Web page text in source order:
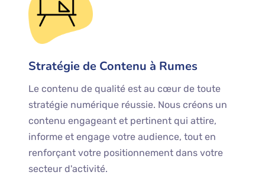
Stratégie de Contenu à Rumes
Le contenu de qualité est au cœur de toute
stratégie numérique réussie. Nous créons un
contenu engageant et pertinent qui attire,
informe et engage votre audience, tout en
renforçant votre positionnement dans votre
secteur d'activité.